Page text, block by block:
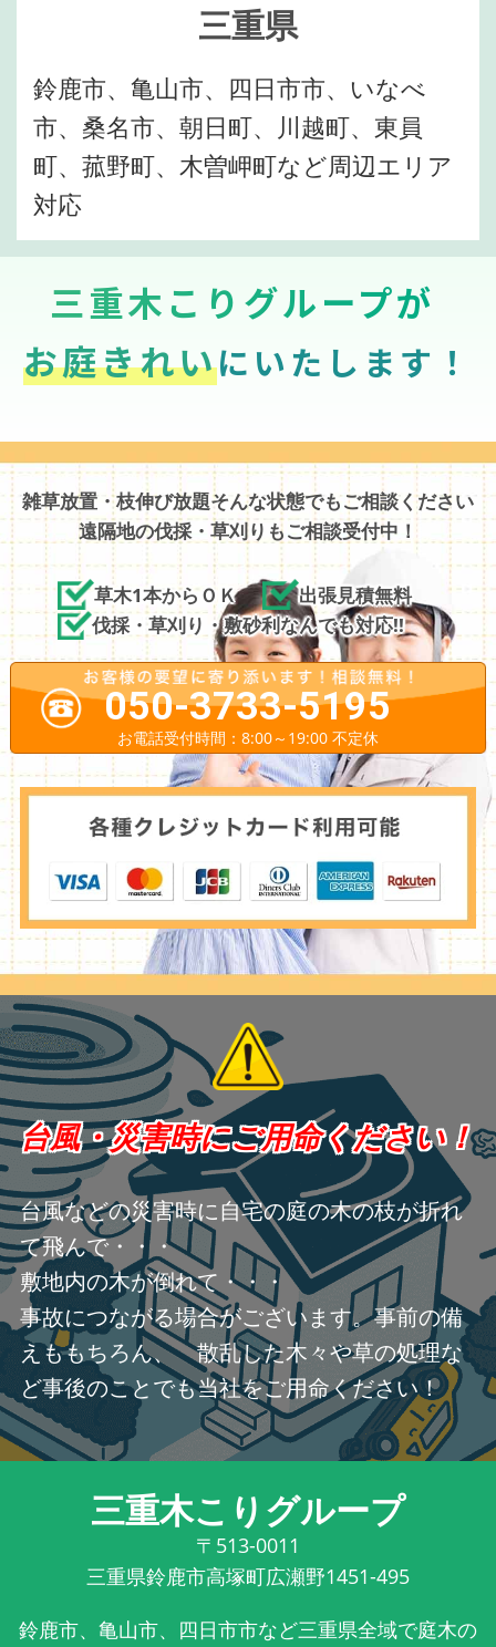
三重県
鈴鹿市、亀山市、四日市市、いなべ
市、桑名市、朝日町、川越町、東員
町、菰野町、木曽岬町など周辺エリア
対応
三重木こりグループが
お庭きれいにいたします！
雑草放置・枝伸び放題そんな状態でもご相談ください
遠隔地の伐採・草刈りもご相談受付中！
草木1本からＯＫ
出張見積無料
伐採・草刈り・敷砂利なんでも対応!!
050-3733-5195
お電話受付時間：8:00～19:00 不定休
台風・災害時にご用命ください！
台風などの災害時に自宅の庭の木の枝が折れ
て飛んで・・・
敷地内の木が倒れて・・・
事故につながる場合がございます。事前の備
えももちろん、 散乱した木々や草の処理な
ど事後のことでも当社をご用命ください！
三重木こりグループ
〒513-0011
三重県鈴鹿市高塚町広瀬野1451-495
鈴鹿市、亀山市、四日市市など三重県全域で庭木の